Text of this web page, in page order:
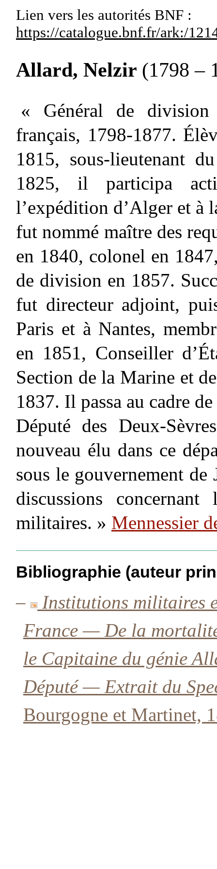
Lien vers les autorités BNF :
https://catalogue.bnf.fr/ark:/
Allard, Nelzir (1798 –
« Général de
français, 1798-1877.
1815, sous-lieutenant
1825, il participa
l’expédition d’Alger et à
fut nommé maître des
en 1840, colonel en
de division en 1857.
fut directeur adjoint,
Paris et à Nantes,
en 1851, Conseiller
Section de la Marine et
1837. Il passa au cadre
Député des Deux-
nouveau élu dans ce
sous le gouvernement
discussions
militaires. » Mennessier
Bibliographie (auteur
–
Institutions militaires
France — De la
le Capitaine du génie
Député — Extrait du
Bourgogne et Martinet,